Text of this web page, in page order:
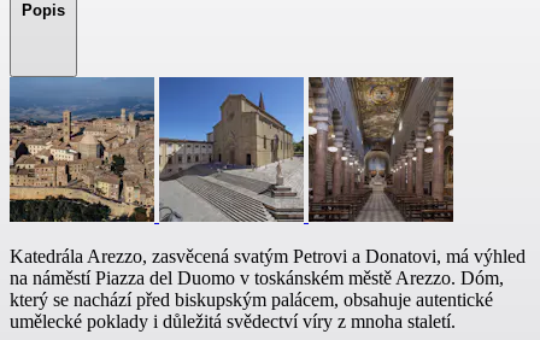
Popis
Katedrála Arezzo, zasvěcená svatým Petrovi a Donatovi, má výhled
na náměstí Piazza del Duomo v toskánském městě Arezzo. Dóm,
který se nachází před biskupským palácem, obsahuje autentické
umělecké poklady i důležitá svědectví víry z mnoha staletí.